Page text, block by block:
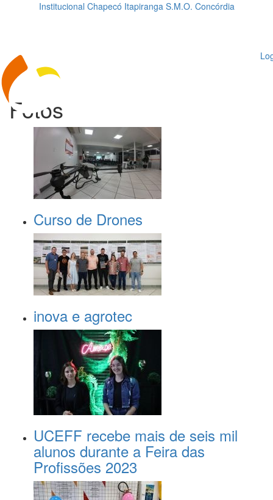
Institucional Chapecó Itapiranga S.M.O. Concórdia
Fotos
Curso de Drones
inova e agrotec
UCEFF recebe mais de seis mil
alunos durante a Feira das
Profissões 2023